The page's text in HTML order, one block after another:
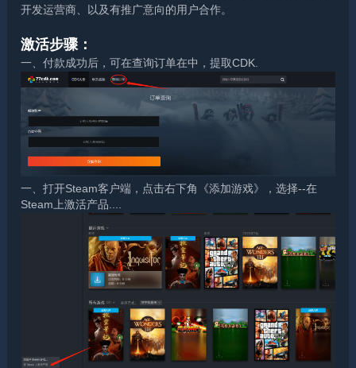
开发运营商、以及有推广意向的用户合作。
激活步骤：
一、付款成功后，可在查询订单在中，提取CDK.
一、打开Steam客户端，点击右下角《添加游戏》，选择--在
Steam上激活产品....